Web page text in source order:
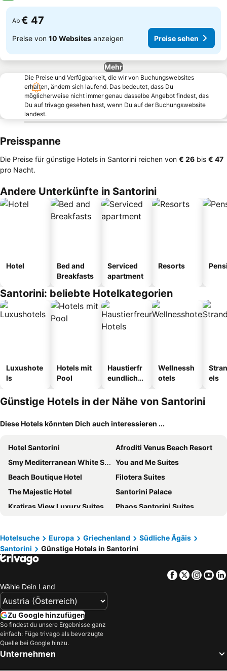
Ab € 47
Preise von 10 Websites anzeigen Preise sehen
Mehr
Die Preise und Verfügbarkeit, die wir von Buchungswebsites
erhalten, ändern sich laufend. Das bedeutet, dass Du
möglicherweise nicht immer genau dasselbe Angebot findest, das
Du auf trivago gesehen hast, wenn Du auf der Buchungswebsite
landest.
Preisspanne
Die Preise für günstige Hotels in Santorini reichen von ‎€ 26 bis ‎€ 47
pro Nacht.
Andere Unterkünfte in Santorini
Hotel
Bed and
Breakfasts
Serviced
apartment
Resorts
Santorini: beliebte Hotelkategorien
Luxushote
ls
Hotels mit
Pool
Haustierfr
eundliche
Wellnessh
otels
els
Günstige Hotels in der Nähe von Santorini
Diese Hotels könnten Dich auch interessieren ...
Hotel Santorini
Afroditi Venus Beach Resort
Smy Mediterranean White Santorini
You and Me Suites
Beach Boutique Hotel
Filotera Suites
The Majestic Hotel
Santorini Palace
Kratiras View Luxury Suites
Phaos Santorini Suites
Aqua Blue Hotel
Andromeda Villas & Spa Resort
Kamari Beach Hotel
Irigeneia Hotel
Radisson Blu Zaffron Resort, Santorini
Pegasus Suites & Spa
Dream Island Hotel
Astro Palace Hotel & Suites
El Greco Resort & Spa
Nikki Beach Resort & Spa Santorini
Corrado Caldera Apartments
Aegeeis
Hotelsuche Europa Griechenland
Südliche Ägäis
Santorini
Günstige Hotels in Santorini
Facebook
Twitter
Wähle Dein Land
Zu Google hinzufügen
So findest du unsere Ergebnisse ganz
einfach: Füge trivago als bevorzugte
Quelle bei Google hinzu.
Unternehmen